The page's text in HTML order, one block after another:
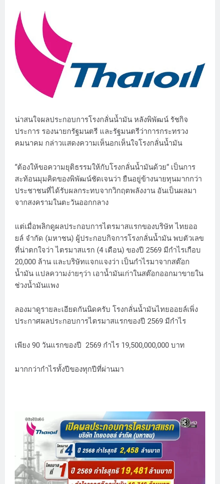
น่าสนใจผลประกอบการโรงกลั่นน้ำมัน หลังพิพัฒน์ รัชกิจ
ประการ รองนายกรัฐมนตรี และรัฐมนตรีว่าการกระทรวง
คมนาคม กล่าวแสดงความเห็นอกเห็นใจโรงกลั่นน้ำมัน
“ต้องให้ขอความยุติธรรมให้กับโรงกลั่นน้ำมันด้วย“ เป็นการ
สะท้อนมุมคิดของพิพัฒน์ชัดเจนว่า ยืนอยู่ข้างนายทุนมากกว่า
ประชาชนที่ได้รับผลกระทบจากวิกฤตพลังงาน อันเป็นผลมา
จากสงครามในตะวันออกกลาง
แต่เมื่อพลิกดูผลประกอบการไตรมาสแรกของบริษัท ไทยออ
ยล์ จำกัด (มหาชน) ผู้ประกอบกิจการโรงกลั่นน้ำมัน พบตัวเลข
ที่น่าตกใจว่า ไตรมาสแรก (4 เดือน) ของปี 2569 มีกำไรเกือบ
20,000 ล้าน และบริษัทแจกแจงว่า เป็นกำไรมาจากสต๊อก
น้ำมัน แปลความง่ายๆว่า เอาน้ำมันเก่าในสต๊อกออกมาขายใน
ช่วงน้ำมันแพง
ลองมาดูรายละเอียดกันนิดครับ โรงกลั่นน้ำมันไทยออยล์เพิ่ง
ประกาศผลประกอบการไตรมาสแรกของปี 2569 มีกำไร
เพียง 90 วันแรกของปี 2569 กำไร 19,500,000,000 บาท
มากกว่ากำไรทั้งปีของทุกปีที่ผ่านมา